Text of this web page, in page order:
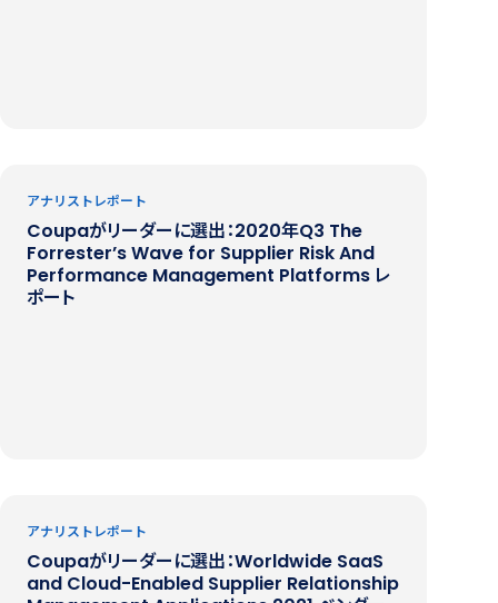
アナリストレポート
Coupaがリーダーに選出：2020年Q3 The
Forrester’s Wave for Supplier Risk And
Performance Management Platforms レ
ポート
アナリストレポート
Coupaがリーダーに選出：Worldwide SaaS
and Cloud-Enabled Supplier Relationship